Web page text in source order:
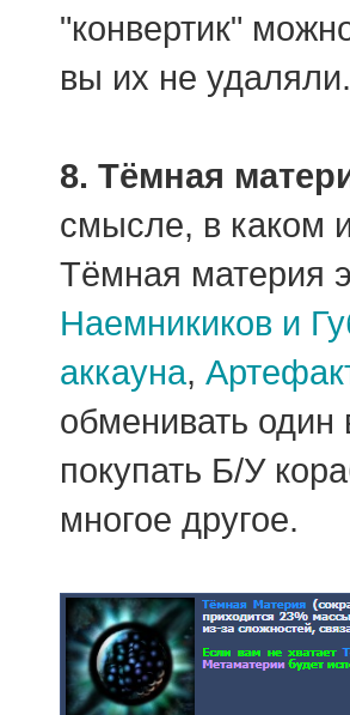
"конвертик"
вы их не удаляли.
8. Тёмная
смысле, в каком
Тёмная материя
Наемникиков и
аккауна,
обменивать один
покупать Б/У
многое другое.